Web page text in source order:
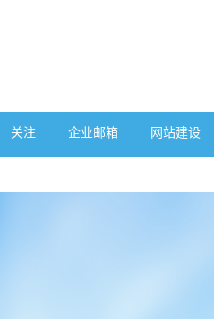
关注 企业邮箱 网站建设